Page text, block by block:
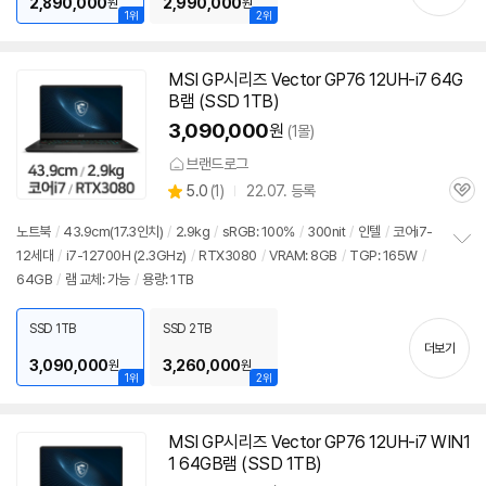
1위
원
2위
원
MSI GP시리즈 Vector GP76 12UH-i7 64G
B램 (SSD 1TB)
3,090,000원 (1몰)
브랜드로그
별
점
5.0 (상
리
뷰
1) 22.07. 등록
관
노트북 / 43.9cm(17.3인치) / 2.9kg / sRGB: 100% / 300nit / 인텔 / 코어i7-
12세대 / i7-12700H (2.3GHz) / RTX3080 / VRAM: 8GB / TGP: 165W /
64GB / 램 교체: 가능 / 용량: 1TB
기
1위
SSD 1TB
3,090,000원
2위
SSD 2TB
3,260,000원
더보기
MSI GP시리즈 Vector GP76 12UH-i7 WIN1
1 64GB램 (SSD 1TB)